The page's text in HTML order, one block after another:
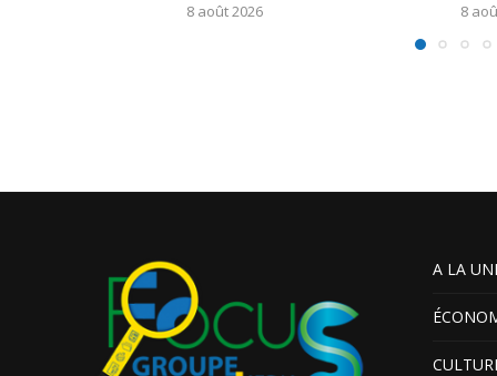
8 août 2026 8
A LA